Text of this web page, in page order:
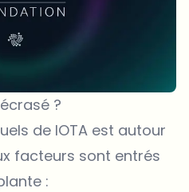
?
de IOTA est autour
facteurs sont entrés
: